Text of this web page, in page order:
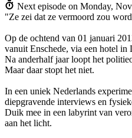
Next episode on Monday,
"Ze zei dat ze vermoord zou
Op de ochtend van 01 januari
vanuit Enschede, via een hotel in
Na anderhalf jaar loopt het
Maar daar stopt het niet.
In een uniek Nederlands
diepgravende interviews en
Duik mee in een labyrint van
aan het licht.